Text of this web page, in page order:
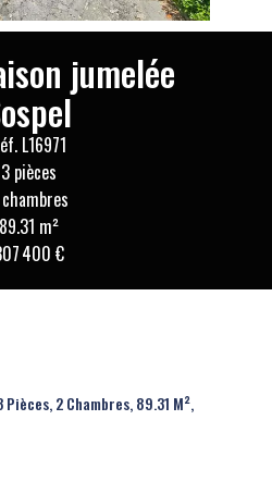
jumelée
L16971
3 pièces
89.31 m²
400 €
2 Chambres, 89.31 M²,